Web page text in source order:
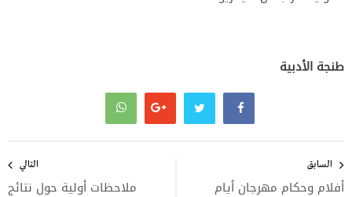
طنجة الأدبية
المقالات
السابق
أفلام وحكام مهرجان أيام
التالي
ملاحظات أولية حول نتائج